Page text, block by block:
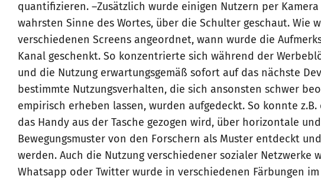
quantifizieren. –Zusätzlich wurde einigen Nutzern per
wahrsten Sinne des Wortes, über die Schulter geschaut. Wie
verschiedenen Screens angeordnet, wann wurde die
Kanal geschenkt. So konzentrierte sich während der
und die Nutzung erwartungsgemäß sofort auf das nächste
bestimmte Nutzungsverhalten, die sich ansonsten schwer
empirisch erheben lassen, wurden aufgedeckt. So konnte z.B.
das Handy aus der Tasche gezogen wird, über horizontale
Bewegungsmuster von den Forschern als Muster entdeckt
werden. Auch die Nutzung verschiedener sozialer Netzwerke
Whatsapp oder Twitter wurde in verschiedenen Färbungen